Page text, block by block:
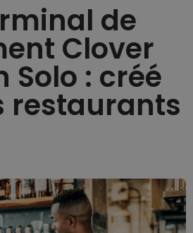
de
Clover
Solo : créé
restaurants